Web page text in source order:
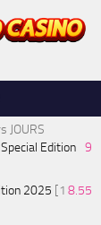
JOURS
Edition 9
2025 [1 8.55